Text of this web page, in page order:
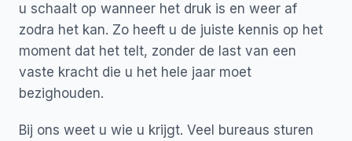
u schaalt op wanneer het druk is en weer af
zodra het kan. Zo heeft u de juiste kennis op het
moment dat het telt, zonder de last van een
vaste kracht die u het hele jaar moet
bezighouden.
Bij ons weet u wie u krijgt. Veel bureaus sturen